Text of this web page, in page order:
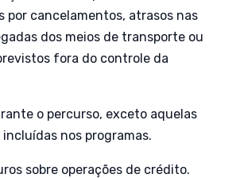
por cancelamentos, atrasos nas
dos meios de transporte ou
fora do controle da
o percurso, exceto aquelas
nos programas.
sobre operações de crédito.